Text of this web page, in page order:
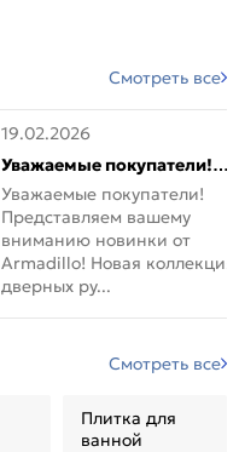
Смотреть все
19.02.2026
Уважаемые покупатели!
Представляем вашему
вниманию новинки от
Armadillo!
Уважаемые покупатели!
Представляем вашему
вниманию новинки от
Armadillo! Новая коллекция
дверных ру...
Смотреть все
Плитка для
ванной